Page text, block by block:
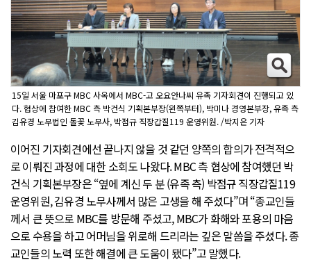
15일 서울 마포구 MBC 사옥에서 MBC-고 오요안나씨 유족 기자회견이 진행되고 있
다. 협상에 참여한 MBC 측 박건식 기획본부장(왼쪽부터), 박미나 경영본부장, 유족 측
김유경 노무법인 돌꽃 노무사, 박점규 직장갑질119 운영위원. /박지은 기자
이어진 기자회견에선 끝나지 않을 것 같던 양쪽의 합의가 전격적으
로 이뤄진 과정에 대한 소회도 나왔다. MBC 측 협상에 참여했던 박
건식 기획본부장은 “옆에 계신 두 분 (유족 측) 박점규 직장갑질119
운영위원, 김유경 노무사께서 많은 고생을 해 주셨다”며 “종교인들
께서 큰 뜻으로 MBC를 방문해 주셨고, MBC가 화해와 포용의 마음
으로 수용을 하고 어머님을 위로해 드리라는 깊은 말씀을 주셨다. 종
교인들의 노력 또한 해결에 큰 도움이 됐다”고 말했다.